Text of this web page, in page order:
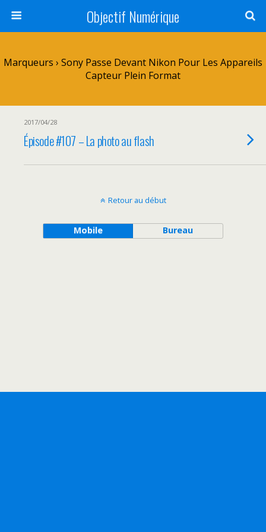
Objectif Numérique
Marqueurs › Sony Passe Devant Nikon Pour Les Appareils
Capteur Plein Format
2017/04/28
Épisode #107 – La photo au flash
Retour au début
Mobile Bureau